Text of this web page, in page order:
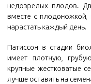
недозрелых плодов.
вместе с плодоножкой,
нарастать каждый день.
Патиссон в стадии
имеет плотную,
крупные жестковатые
лучше оставить на